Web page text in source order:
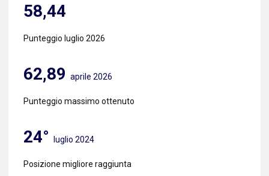
58,44
Punteggio luglio 2026
62,89 aprile 2026
Punteggio massimo ottenuto
24° luglio 2024
Posizione migliore raggiunta